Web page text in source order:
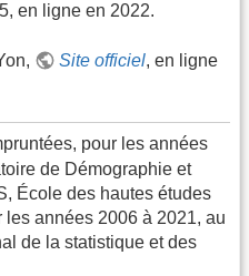
en ligne en 2022.
Site officiel, en ligne
pour les années
de Démographie et
École des hautes études
années 2006 à 2021, au
de la statistique et des